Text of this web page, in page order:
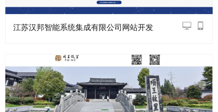
江苏汉邦智能系统集成有限公司网站开发